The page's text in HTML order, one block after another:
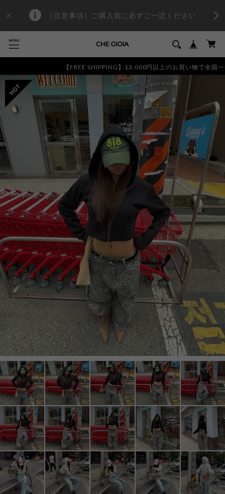
［注意事項］ご購入前に必ずご一読ください
【FREE SHIPPING】13,000円以上のお買い物で全国一律